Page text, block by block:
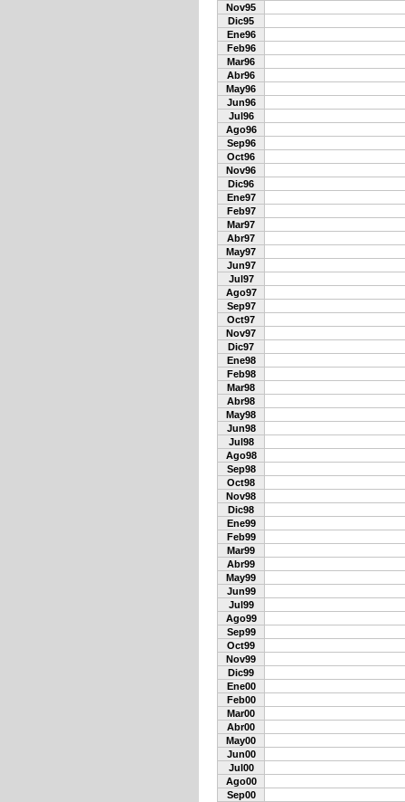
Nov95
Dic95
Ene96
Feb96
Mar96
Abr96
May96
Jun96
Jul96
Ago96
Sep96
Oct96
Nov96
Dic96
Ene97
Feb97
Mar97
Abr97
May97
Jun97
Jul97
Ago97
Sep97
Oct97
Nov97
Dic97
Ene98
Feb98
Mar98
Abr98
May98
Jun98
Jul98
Ago98
Sep98
Oct98
Nov98
Dic98
Ene99
Feb99
Mar99
Abr99
May99
Jun99
Jul99
Ago99
Sep99
Oct99
Nov99
Dic99
Ene00
Feb00
Mar00
Abr00
May00
Jun00
Jul00
Ago00
Sep00